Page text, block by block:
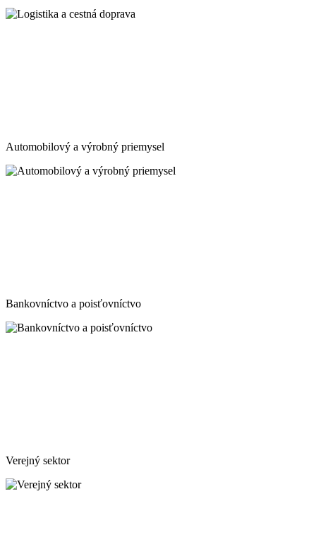
Automobilový a výrobný priemysel
Bankovníctvo a poisťovníctvo
Verejný sektor